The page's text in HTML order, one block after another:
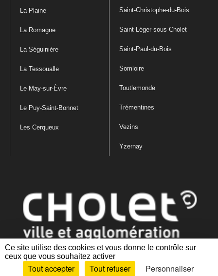
Ce site utilise des cookies et vous donne le contrôle sur
ceux que vous souhaitez activer
Tout accepter Tout refuser Personnaliser
La Plaine
La Romagne
La Séguinière
La Tessoualle
Le May-sur-Èvre
Le Puy-Saint-Bonnet
Les Cerqueux
Saint-Christophe-du-Bois
Saint-Léger-sous-Cholet
Saint-Paul-du-Bois
Somloire
Toutlemonde
Trémentines
Vezins
Yzernay
Mentions légales|Politique de confidentialité
des cookies |Plan du site Accessibilité : partiellement conforme